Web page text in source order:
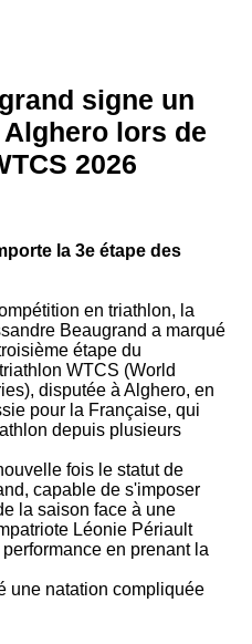
signe un
lors de
2026
la 3e étape des
en triathlon, la
Beaugrand a marqué
étape du
WTCS (World
disputée à Alghero, en
pour la Française, qui
depuis plusieurs
fois le statut de
capable de s'imposer
la saison face à une
Léonie Périault
en prenant la
une natation compliquée